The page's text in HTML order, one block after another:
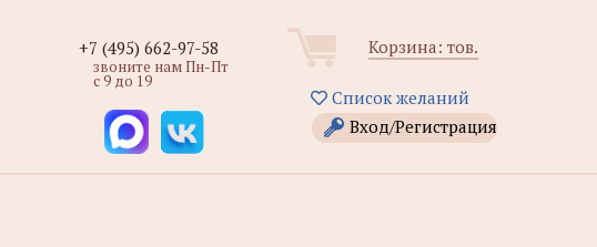
Корзина: тов.
Список желаний
Вход/Регистрация
+7 (495) 662-97-58
звоните нам Пн-Пт
с 9 до 19